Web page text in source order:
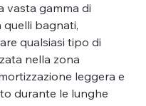
vasta gamma di
quelli bagnati,
qualsiasi tipo di
nella zona
leggera e
durante le lunghe